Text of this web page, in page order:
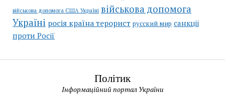
військова допомога США Україні військова допомога
Україні росія країна терорист русский мир санкціі
проти Росії
Політик
Інформаційний портал України